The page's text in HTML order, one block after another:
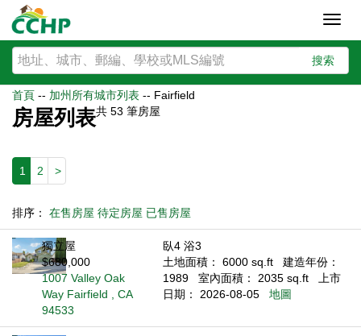
搜索
首頁 -- 加州所有城市列表 -- Fairfield
房屋列表共 53 筆房屋
1 2 >
排序： 在售房屋 待定房屋 已售房屋
獨立屋
$680,000
1007 Valley Oak
Way Fairfield , CA
94533
臥4 浴3
土地面積： 6000 sq.ft
建造年份：
1989
室內面積： 2035 sq.ft
上市
日期： 2026-08-05
地圖